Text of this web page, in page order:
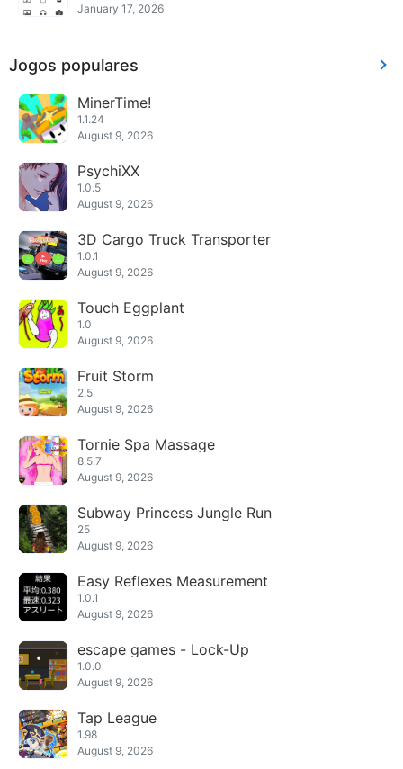
January 17, 2026
Jogos populares
MinerTime!
1.1.24
August 9, 2026
PsychiXX
1.0.5
August 9, 2026
3D Cargo Truck Transporter
1.0.1
August 9, 2026
Touch Eggplant
1.0
August 9, 2026
Fruit Storm
2.5
August 9, 2026
Tornie Spa Massage
8.5.7
August 9, 2026
Subway Princess Jungle Run
25
August 9, 2026
Easy Reflexes Measurement
1.0.1
August 9, 2026
escape games - Lock-Up
1.0.0
August 9, 2026
Tap League
1.98
August 9, 2026